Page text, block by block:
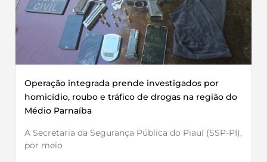
Operação integrada prende investigados por
homicídio, roubo e tráfico de drogas na região do
Médio Parnaíba
A Secretaria da Segurança Pública do Piauí (SSP-PI),
por meio